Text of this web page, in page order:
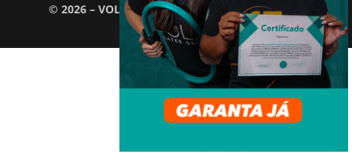
© 2026 – VOLL Pilates Group. Todos os direitos
reservados.